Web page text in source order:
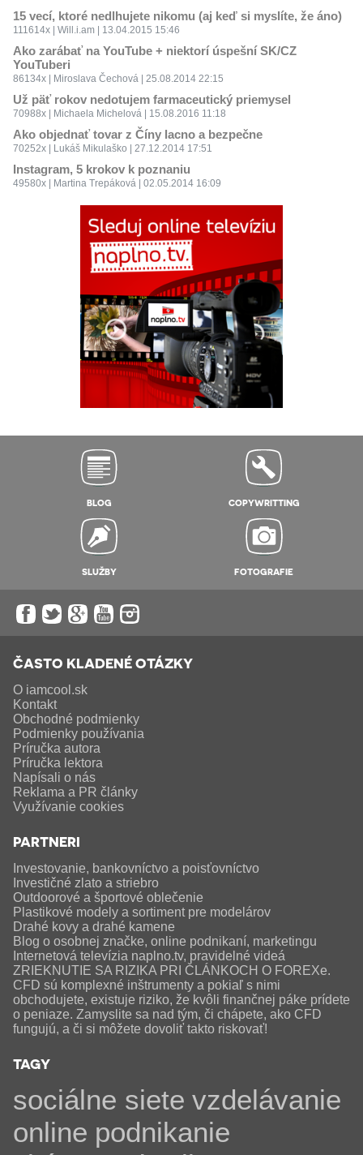
15 vecí, ktoré nedlhujete nikomu (aj keď si myslíte, že áno)
111614x | Will.i.am | 13.04.2015 15:46
Ako zarábať na YouTube + niektorí úspešní SK/CZ
YouTuberi
86134x | Miroslava Čechová | 25.08.2014 22:15
Už päť rokov nedotujem farmaceutický priemysel
70988x | Michaela Michelová | 15.08.2016 11:18
Ako objednať tovar z Číny lacno a bezpečne
70252x | Lukáš Mikulaško | 27.12.2014 17:51
Instagram, 5 krokov k poznaniu
49580x | Martina Trepáková | 02.05.2014 16:09
BLOG COPYWRITTING
SLUŽBY FOTOGRAFIE
ČASTO KLADENÉ OTÁZKY
O iamcool.sk
Kontakt
Obchodné podmienky
Podmienky používania
Príručka autora
Príručka lektora
Napísali o nás
Reklama a PR články
Využívanie cookies
PARTNERI
Investovanie, bankovníctvo a poisťovníctvo
Investičné zlato a striebro
Outdoorové a športové oblečenie
Plastikové modely a sortiment pre modelárov
Drahé kovy a drahé kamene
Blog o osobnej značke, online podnikaní, marketingu
Internetová televízia naplno.tv, pravidelné videá
ZRIEKNUTIE SA RIZIKA PRI ČLÁNKOCH O FOREXe.
CFD sú komplexné inštrumenty a pokiaľ s nimi
obchodujete, existuje riziko, že kvôli finančnej páke prídete
o peniaze. Zamyslite sa nad tým, či chápete, ako CFD
fungujú, a či si môžete dovoliť takto riskovať!
TAGY
sociálne siete vzdelávanie
online podnikanie